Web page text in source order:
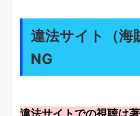
違法サイト（海
NG
違法サイトでの視聴は